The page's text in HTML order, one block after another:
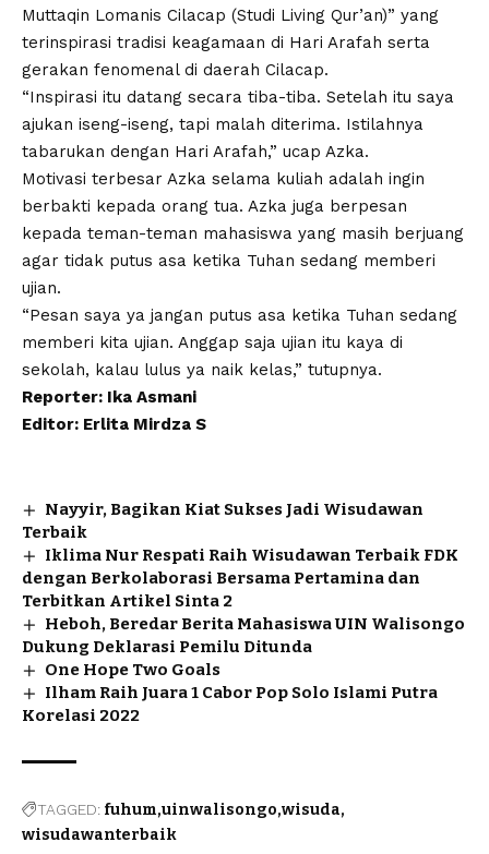
Muttaqin Lomanis Cilacap (Studi Living Qur’an)” yang
terinspirasi tradisi keagamaan di Hari Arafah serta
gerakan fenomenal di daerah Cilacap.
“Inspirasi itu datang secara tiba-tiba. Setelah itu saya
ajukan iseng-iseng, tapi malah diterima. Istilahnya
tabarukan dengan Hari Arafah,” ucap Azka.
Motivasi terbesar Azka selama kuliah adalah ingin
berbakti kepada orang tua. Azka juga berpesan
kepada teman-teman mahasiswa yang masih berjuang
agar tidak putus asa ketika Tuhan sedang memberi
ujian.
“Pesan saya ya jangan putus asa ketika Tuhan sedang
memberi kita ujian. Anggap saja ujian itu kaya di
sekolah, kalau lulus ya naik kelas,” tutupnya.
Reporter: Ika Asmani
Editor: Erlita Mirdza S
Nayyir, Bagikan Kiat Sukses Jadi Wisudawan
Terbaik
Iklima Nur Respati Raih Wisudawan Terbaik FDK
dengan Berkolaborasi Bersama Pertamina dan
Terbitkan Artikel Sinta 2
Heboh, Beredar Berita Mahasiswa UIN Walisongo
Dukung Deklarasi Pemilu Ditunda
One Hope Two Goals
Ilham Raih Juara 1 Cabor Pop Solo Islami Putra
Korelasi 2022
TAGGED: fuhum uinwalisongo wisuda
wisudawanterbaik